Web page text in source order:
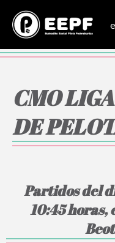
CMO
DE
Partidos del
10:45 horas,